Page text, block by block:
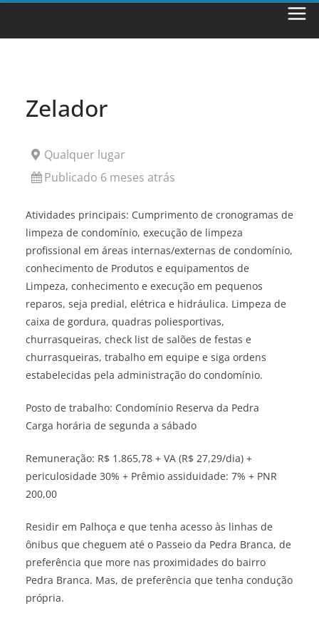
Zelador
Qualquer lugar
Publicado 6 meses atrás
Atividades principais: Cumprimento de cronogramas de
limpeza de condomínio, execução de limpeza
profissional em áreas internas/externas de condomínio,
conhecimento de Produtos e equipamentos de
Limpeza, conhecimento e execução em pequenos
reparos, seja predial, elétrica e hidráulica. Limpeza de
caixa de gordura, quadras poliesportivas,
churrasqueiras, check list de salões de festas e
churrasqueiras, trabalho em equipe e siga ordens
estabelecidas pela administração do condomínio.
Posto de trabalho: Condomínio Reserva da Pedra
Carga horária de segunda a sábado
Remuneração: R$ 1.865,78 + VA (R$ 27,29/dia) +
periculosidade 30% + Prêmio assiduidade: 7% + PNR
200,00
Residir em Palhoça e que tenha acesso às linhas de
ônibus que cheguem até o Passeio da Pedra Branca, de
preferência que more nas proximidades do bairro
Pedra Branca. Mas, de preferência que tenha condução
própria.